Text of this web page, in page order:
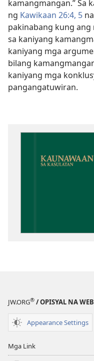
kamangmangan.” Sa
ng Kawikaan 26:4, 5
pakinabang kung ang
sa kaniyang
kaniyang mga
bilang
kaniyang mga
pangangatuwiran.
JW.ORG® / OPISYAL NA
Appearance Settings
Mga Link